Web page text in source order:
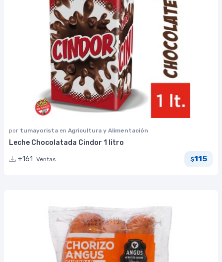
por tumayorista en Agricultura y Alimentación
Leche Chocolatada Cindor 1 litro
+161
Ventas $115